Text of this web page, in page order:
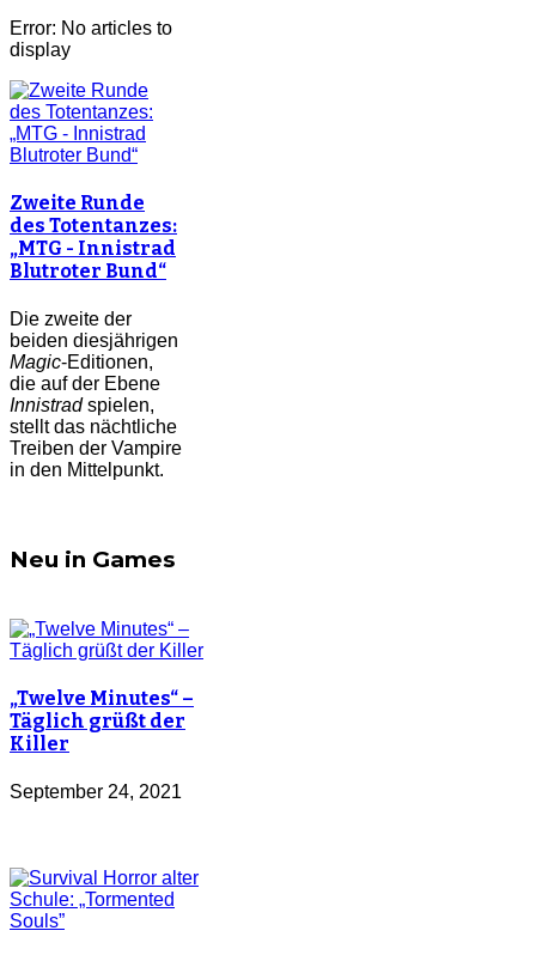
Error: No articles to
display
Zweite Runde
des Totentanzes:
„MTG - Innistrad
Blutroter Bund“
Die zweite der
beiden diesjährigen
Magic-Editionen,
die auf der Ebene
Innistradspielen,
stellt das nächtliche
Treiben der Vampire
in den Mittelpunkt.
Neu in Games
„Twelve Minutes“ –
Täglich grüßt der
Killer
September 24, 2021